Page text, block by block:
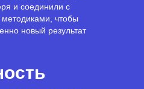
и соединили с
чтобы
новый результат